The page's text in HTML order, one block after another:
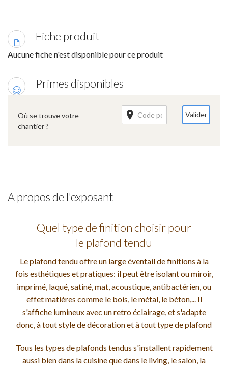
Fiche produit
Aucune fiche n'est disponible pour ce produit
Primes disponibles
Où se trouve votre
chantier ?
Valider
A propos de l'exposant
Quel type de finition choisir pour
le plafond tendu
Le plafond tendu offre un large éventail de finitions à la
fois esthétiques et pratiques: il peut être isolant ou miroir,
imprimé, laqué, satiné, mat, acoustique, antibactérien, ou
effet matières comme le bois, le métal, le béton,... Il
s'affiche lumineux avec un retro éclairage, et s'adapte
donc, à tout style de décoration et à tout type de plafond
Tous les types de plafonds tendus s'installent rapidement
aussi bien dans la cuisine que dans le living, le salon, la